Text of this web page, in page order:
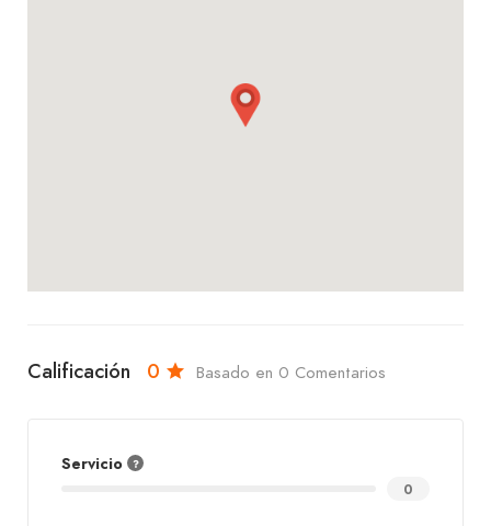
Calificación 0 Basado en 0 Comentarios
Servicio
0